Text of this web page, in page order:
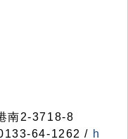
南2-3718-8
64-1262 / h